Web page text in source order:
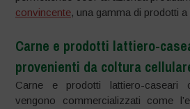
convincente, una gamma di prodotti
Carne e prodotti lattiero-
provenienti da coltura
Carne e prodotti lattiero-caseari
vengono commercializzati come